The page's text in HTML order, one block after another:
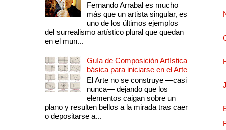
Fernando Arrabal es mucho
más que un artista singular, es
uno de los últimos ejemplos
del surrealismo artístico plural que quedan
en el mun...
Guía de Composición Artística
básica para iniciarse en el Arte
El Arte no se construye —casi
nunca— dejando que los
elementos caigan sobre un
plano y resulten bellos a la mirada tras caer
o depositarse a...